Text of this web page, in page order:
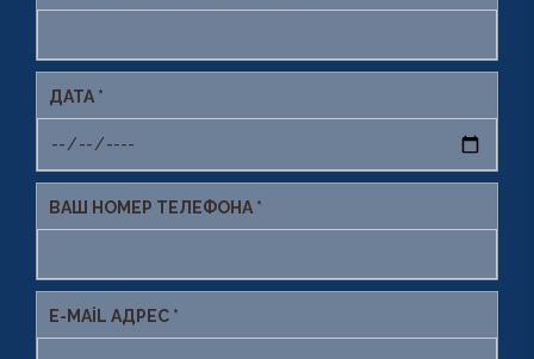
ДАТА *
ВАШ НОМЕР ТЕЛЕФОНА *
E-MAIL АДРЕС *